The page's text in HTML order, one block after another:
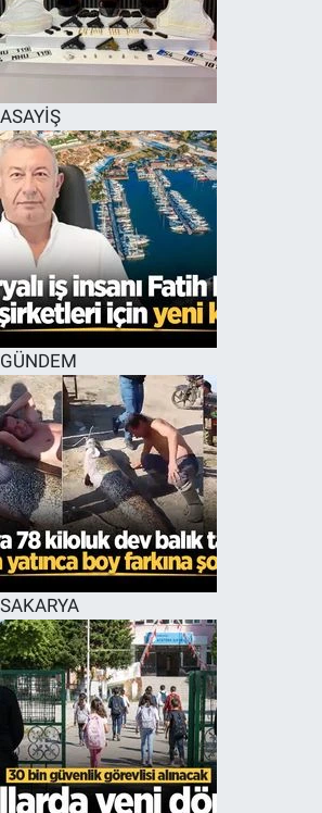
ASAYİŞ
GÜNDEM
SAKARYA
EĞİTİM
ÖZEL HABER
HALK54 PANORAMA